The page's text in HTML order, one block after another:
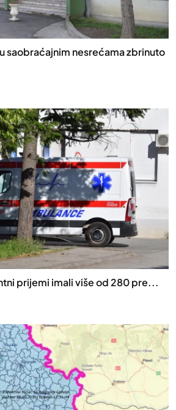
saobraćajnim nesrećama zbrinuto
prijemi imali više od 280 pre...